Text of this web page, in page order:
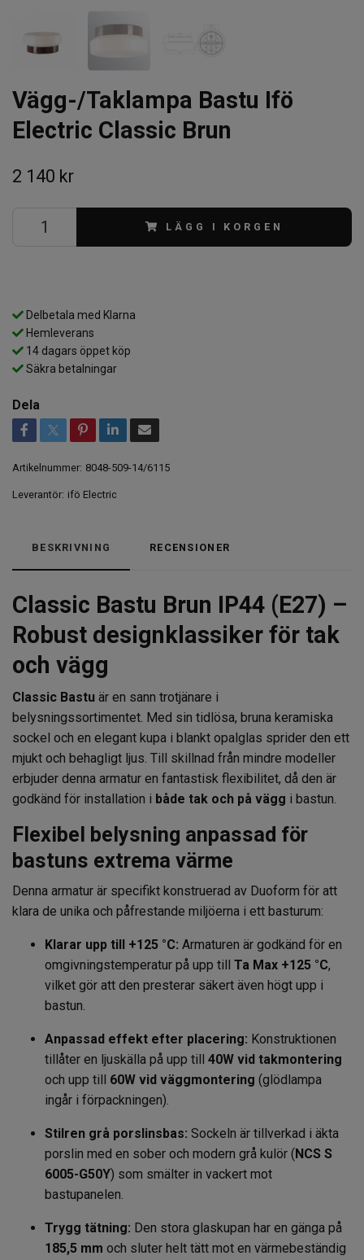
Vägg-/Taklampa Bastu Ifö
Electric Classic Brun
2 140 kr
LÄGG I KORGEN
Delbetala med Klarna
Hemleverans
14 dagars öppet köp
Säkra betalningar
Dela
Artikelnummer: 8048-509-14/6115
Leverantör: ifö Electric
BESKRIVNING RECENSIONER
Classic Bastu Brun IP44 (E27) –
Robust designklassiker för tak
och vägg
Classic Bastu är en sann trotjänare i
belysningssortimentet. Med sin tidlösa, bruna keramiska
sockel och en elegant kupa i blankt opalglas sprider den ett
mjukt och behagligt ljus. Till skillnad från mindre modeller
erbjuder denna armatur en fantastisk flexibilitet, då den är
godkänd för installation i både tak och på vägg i bastun.
Flexibel belysning anpassad för
bastuns extrema värme
Denna armatur är specifikt konstruerad av Duoform för att
klara de unika och påfrestande miljöerna i ett basturum:
Klarar upp till +125 °C: Armaturen är godkänd för en
omgivningstemperatur på upp till Ta Max +125 °C,
vilket gör att den presterar säkert även högt upp i
bastun.
Anpassad effekt efter placering: Konstruktionen
tillåter en ljuskälla på upp till 40W vid takmontering
och upp till 60W vid väggmontering (glödlampa
ingår i förpackningen).
Stilren grå porslinsbas: Sockeln är tillverkad i äkta
porslin med en sober och modern grå kulör (NCS S
6005-G50Y) som smälter in vackert mot
bastupanelen.
Trygg tätning: Den stora glaskupan har en gänga på
185,5 mm och sluter helt tätt mot en värmebeständig